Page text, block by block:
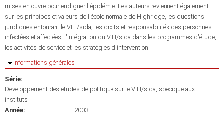
mises en ouvre pour endiguer l'épidémie. Les auteurs reviennent également
sur les principes et valeurs de l'école normale de Highridge, les questions
juridiques entourant le VIH/sida, les droits et responsabilités des personnes
infectées et affectées, l'intégration du VIH/sida dans les programmes d'étude,
les activités de service et les stratégies d'intervention.
Masquer
Informations générales
Série:
Développement des études de politique sur le VIH/sida, spécique aux
instituts
Année:
2003